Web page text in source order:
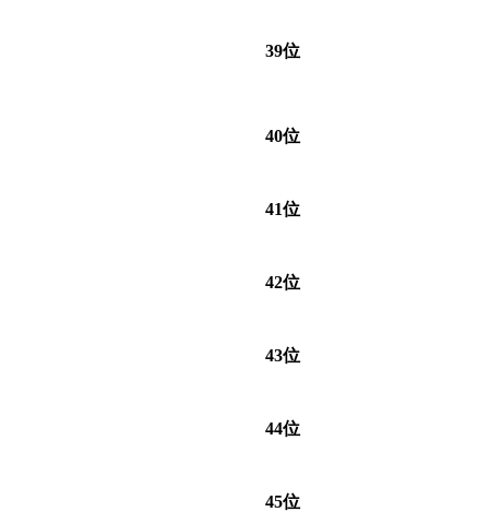
39位
40位
41位
42位
43位
44位
45位